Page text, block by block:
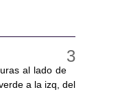
al lado de
a la izq, del